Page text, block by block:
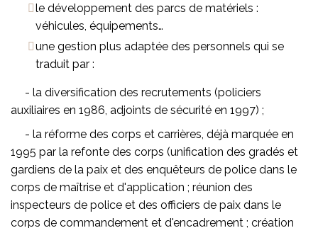
le développement des parcs de matériels :
véhicules, équipements…
une gestion plus adaptée des personnels qui se
traduit par :
- la diversification des recrutements (policiers
auxiliaires en 1986, adjoints de sécurité en 1997) ;
- la réforme des corps et carrières, déjà marquée en
1995 par la refonte des corps (unification des gradés et
gardiens de la paix et des enquêteurs de police dans le
corps de maîtrise et d'application ; réunion des
inspecteurs de police et des officiers de paix dans le
corps de commandement et d'encadrement ; création